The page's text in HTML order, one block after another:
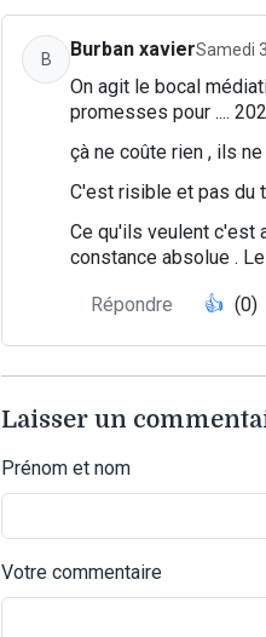
B Burban xavierSamedi
On agit le bocal
promesses pour ....
çà ne coûte rien , ils
C'est risible et pas du
Ce qu'ils veulent c'est
constance absolue .
Répondre 👍 (0)
Laisser un
Prénom et nom
Votre commentaire